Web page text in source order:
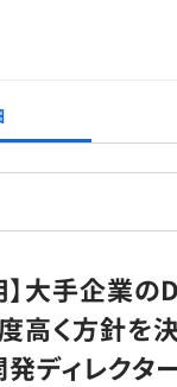
】大手企業
高く方針を
ディレクタ